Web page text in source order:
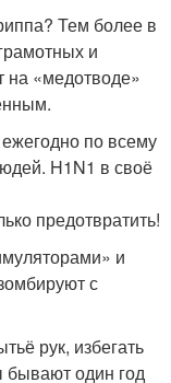
Тем более в
и
на «медотводе»
по всему
H1N1 в своё
предотвратить!
и
с
рук, избегать
бывают один год